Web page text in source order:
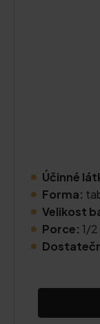
Účinné
Forma:
Velikost
Porce: 1/